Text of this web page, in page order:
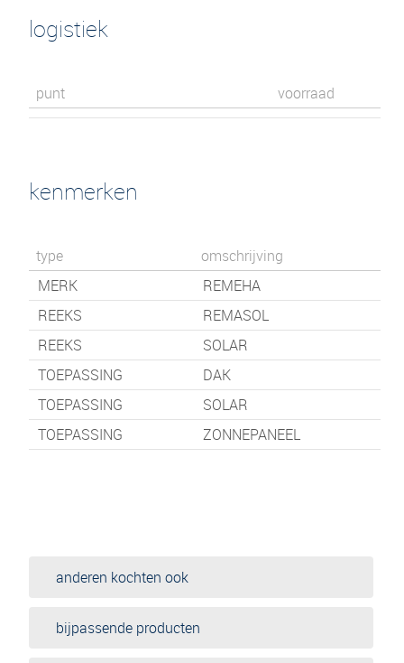
logistiek
punt voorraad
kenmerken
type
omschrijving
MERK
REMEHA
REEKS
REMASOL
REEKS
SOLAR
TOEPASSING
DAK
TOEPASSING
SOLAR
TOEPASSING
ZONNEPANEEL
anderen kochten ook
bijpassende producten